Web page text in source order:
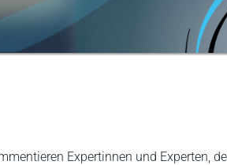
Expertinnen und Experten,